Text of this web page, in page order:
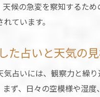
天候の急変を察知するため
ています。
た占いと天気の
気占いには、観察力と繰
ず、日々の空模様や湿度